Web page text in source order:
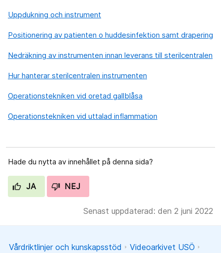
Uppdukning och instrument
Positionering av patienten o huddesinfektion samt drapering
Nedräkning av instrumenten innan leverans till sterilcentralen
Hur hanterar sterilcentralen instrumenten
Operationstekniken vid oretad gallblåsa
Operationstekniken vid uttalad inflammation
Hade du nytta av innehållet på denna sida?
JA NEJ
Senast uppdaterad: den 2 juni 2022
Vårdriktlinjer och kunskapsstöd
Videoarkivet USÖ